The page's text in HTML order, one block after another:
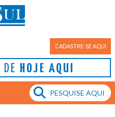
CADASTRE-SE AQUI
DE HOJE AQUI